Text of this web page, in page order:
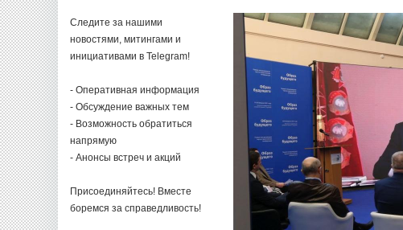
Следите за нашими
новостями, митингами и
инициативами в Telegram!
- Оперативная информация
- Обсуждение важных тем
- Возможность обратиться
напрямую
- Анонсы встреч и акций
Присоединяйтесь! Вместе
боремся за справедливость!